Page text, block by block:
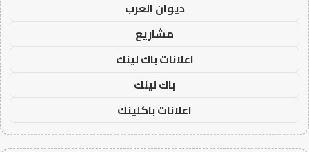
ديوان العرب
مشاريع
اعلانات باك لينك
باك لينك
اعلانات باكلينك